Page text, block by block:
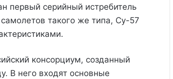
первый серийный истребитель
такого же типа, Су-57
консорциум, созданный
В него входят основные